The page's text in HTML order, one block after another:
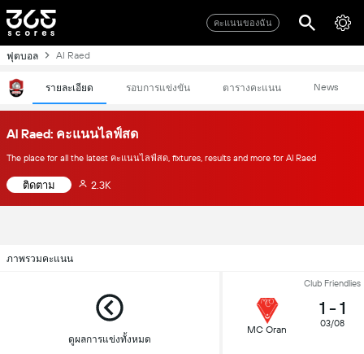
คะแนนของฉัน
ฟุตบอล Al Raed
รายละเอียด รอบการแข่งขัน ตารางคะแนน News
Al Raed: คะแนนไลฟ์สด
The place for all the latest คะแนนไลฟ์สด, fixtures, results and more for Al Raed
ติดตาม 2.3K
ภาพรวมคะแนน
ดูผลการแข่งทั้งหมด
Club Friendlies
MC Oran
1 - 1
03/08